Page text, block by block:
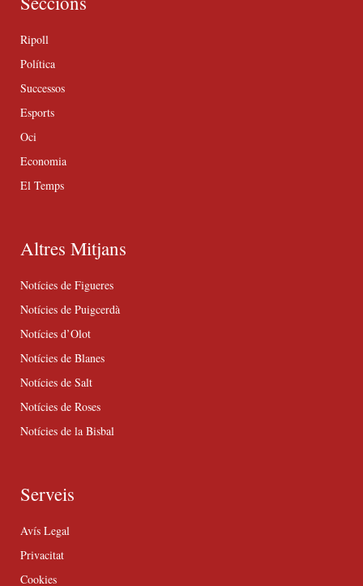
Ripoll
Política
Successos
Esports
Oci
Economia
El Temps
Altres Mitjans
Notícies de Figueres
Notícies de Puigcerdà
Notícies d’Olot
Notícies de Blanes
Notícies de Salt
Notícies de Roses
Notícies de la Bisbal
Serveis
Avís Legal
Privacitat
Cookies